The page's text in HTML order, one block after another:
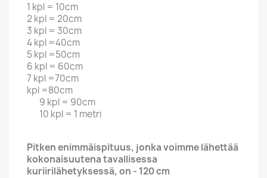
1 kpl = 10cm
2 kpl = 20cm
3 kpl = 30cm
4 kpl =40cm
5 kpl =50cm
6 kpl = 60cm
7 kpl =70cm
kpl =80cm
9 kpl = 90cm
10 kpl = 1 metri
Pitken enimmäispituus, jonka voimme lähettää
kokonaisuutena tavallisessa
kuriirilähetyksessä, on - 120 cm